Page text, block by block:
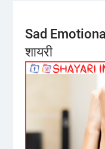
Sad
शायरी